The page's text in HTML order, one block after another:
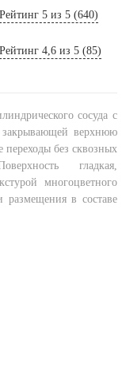
Рейтинг 5 из 5 (640)
Рейтинг 4,6 из 5 (85)
сосуда с
верхнюю
без сквозных
гладкая,
многоцветного
размещения в составе